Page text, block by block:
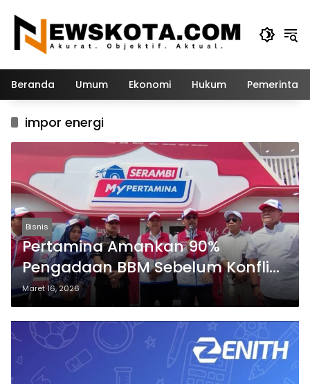
konten
Beranda Umum Ekonomi Hukum
impor energi
Bisnis
Pertamina Amankan 90%
Pengadaan BBM Sebelum Konflik
AS–Iran Memanas
Maret 16, 2026